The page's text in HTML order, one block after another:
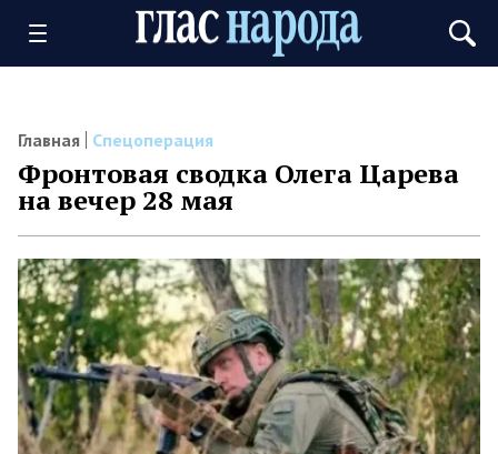
Главная Спецоперация
Фронтовая сводка Олега Царева
на вечер 28 мая